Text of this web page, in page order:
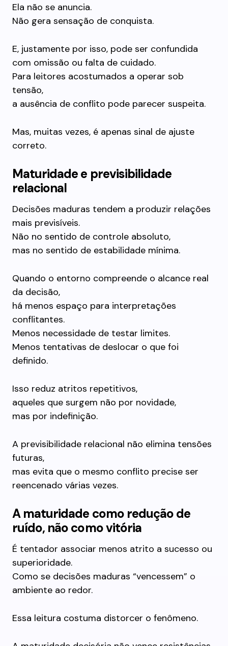
Ela não se anuncia.
Não gera sensação de conquista.
E, justamente por isso, pode ser confundida
com omissão ou falta de cuidado.
Para leitores acostumados a operar sob
tensão,
a ausência de conflito pode parecer suspeita.
Mas, muitas vezes, é apenas sinal de ajuste
correto.
Maturidade e previsibilidade
relacional
Decisões maduras tendem a produzir relações
mais previsíveis.
Não no sentido de controle absoluto,
mas no sentido de estabilidade mínima.
Quando o entorno compreende o alcance real
da decisão,
há menos espaço para interpretações
conflitantes.
Menos necessidade de testar limites.
Menos tentativas de deslocar o que foi
definido.
Isso reduz atritos repetitivos,
aqueles que surgem não por novidade,
mas por indefinição.
A previsibilidade relacional não elimina tensões
futuras,
mas evita que o mesmo conflito precise ser
reencenado várias vezes.
A maturidade como redução de
ruído, não como vitória
É tentador associar menos atrito a sucesso ou
superioridade.
Como se decisões maduras “vencessem” o
ambiente ao redor.
Essa leitura costuma distorcer o fenômeno.